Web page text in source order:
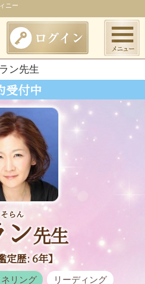
ニー
ン先生
受付中
そらん
先生
定歴: 6年】
リング リーディング